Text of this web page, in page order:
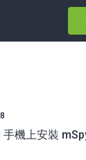
機上安裝